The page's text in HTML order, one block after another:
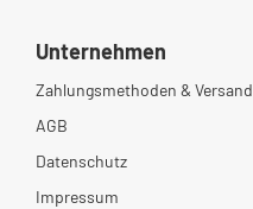
Unternehmen
Zahlungsmethoden & Versand
AGB
Datenschutz
Impressum